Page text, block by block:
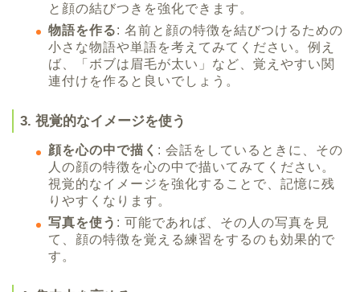
と顔の結びつきを強化できます。
物語を作る: 名前と顔の特徴を結びつけるための
小さな物語や単語を考えてみてください。例え
ば、「ボブは眉毛が太い」など、覚えやすい関
連付けを作ると良いでしょう。
3. 視覚的なイメージを使う
顔を心の中で描く : 会話をしているときに、その
人の顔の特徴を心の中で描いてみてください。
視覚的なイメージを強化することで、記憶に残
りやすくなります。
写真を使う : 可能であれば、その人の写真を見
て、顔の特徴を覚える練習をするのも効果的で
す。